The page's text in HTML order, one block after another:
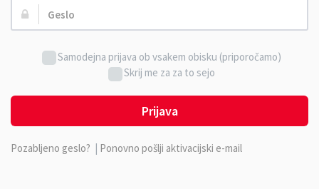
Geslo:
Samodejna prijava ob vsakem obisku (priporočamo)
Skrij me za za to sejo
Prijava
Pozabljeno geslo? | Ponovno pošlji aktivacijski e-mail